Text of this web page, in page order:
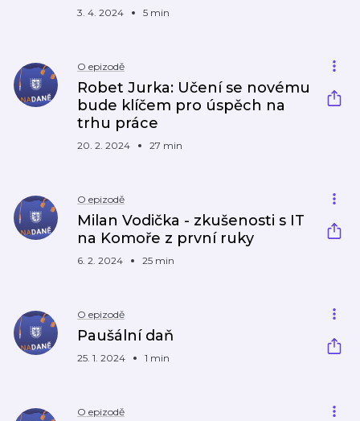
3. 4. 2024 5 min
O epizodě
Robet Jurka: Učení se novému
bude klíčem pro úspěch na
trhu práce
20. 2. 2024 27 min
O epizodě
Milan Vodička - zkušenosti s IT
na Komoře z první ruky
6. 2. 2024 25 min
O epizodě
Paušální daň
25. 1. 2024 1 min
O epizodě